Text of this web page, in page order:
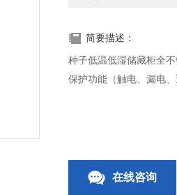
简要描述：
种子低温低湿储藏柜全
保护功能（触电、漏电
在线咨询